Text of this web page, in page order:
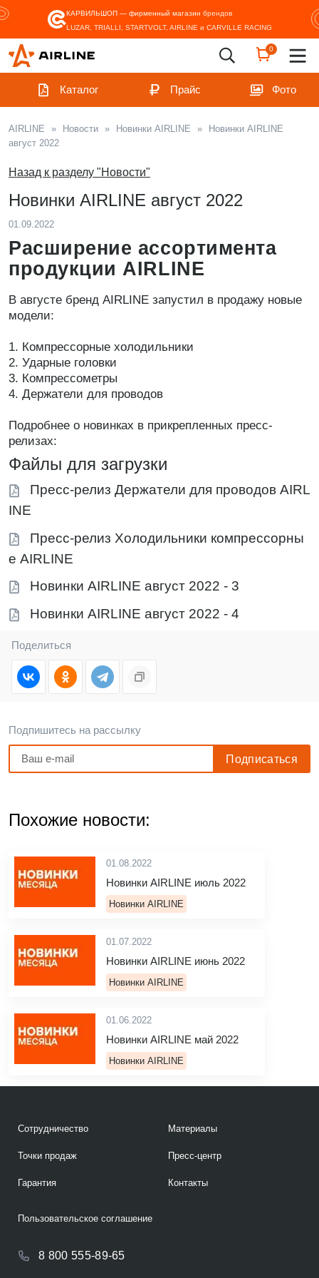
КАРВИЛЬШОП — фирменный магазин брендов
LUZAR, TRIALLI, STARTVOLT, AIRLINE и CARVILLE RACING
0
Каталог Прайс Фото
AIRLINE » Новости » Новинки AIRLINE »
Новинки AIRLINE
август 2022
Назад к разделу "Новости"
Новинки AIRLINE август 2022
01.09.2022
Расширение ассортимента
продукции AIRLINE
В августе бренд AIRLINE запустил в продажу новые
модели:
1. Компрессорные холодильники
2. Ударные головки
3. Компрессометры
4. Держатели для проводов
Подробнее о новинках в прикрепленных пресс-
релизах:
Файлы для загрузки
Пресс-релиз Держатели для проводов AIRL
INE
Пресс-релиз Холодильники компрессорны
е AIRLINE
Новинки AIRLINE август 2022 - 3
Новинки AIRLINE август 2022 - 4
Поделиться
Подпишитесь на рассылку
Похожие новости:
01.08.2022
Новинки AIRLINE июль 2022
Новинки AIRLINE
01.07.2022
Новинки AIRLINE июнь 2022
Новинки AIRLINE
01.06.2022
Новинки AIRLINE май 2022
Новинки AIRLINE
Сотрудничество
Точки продаж
Гарантия
Материалы
Пресс-центр
Контакты
8 800 555-89-65
Пользовательское соглашение